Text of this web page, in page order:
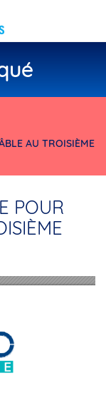
AU TROISIÈME
POUR